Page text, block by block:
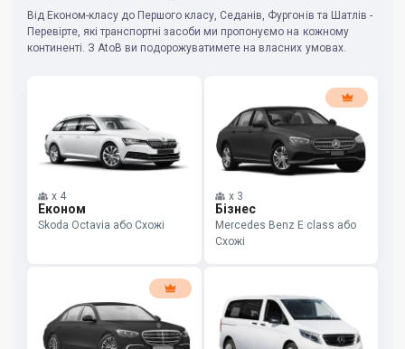
Від Економ-класу до Першого класу, Седанів, Фургонів та Шатлів -
Перевірте, які транспортні засоби ми пропонуємо на кожному
континенті. З AtoB ви подорожуватимете на власних умовах.
x 4
Економ
Skoda Octavia або Схожі
x 3
Бізнес
Mercedes Benz E class або
Схожі